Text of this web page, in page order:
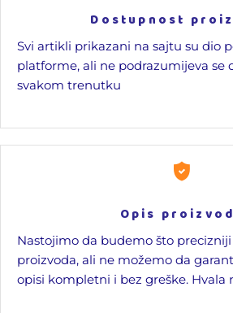
Dostupnost
Svi artikli prikazani na sajtu su dio
platforme, ali ne podrazumijeva se
svakom trenutku
Opis
Nastojimo da budemo što precizniji
proizvoda, ali ne možemo da
opisi kompletni i bez greške. Hvala